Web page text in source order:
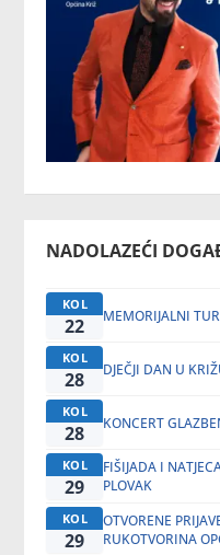
NADOLAZEĆI
KOL
22 MEMORIJALNI
KOL
28 DJEČJI DAN U
KOL
28 KONCERT
KOL
29
FIŠIJADA I
PLOVAK
KOL
29
OTVORENE
RUKOTVORINA